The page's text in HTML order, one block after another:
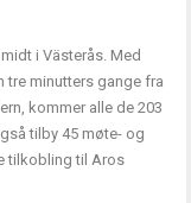
i Västerås. Med
tre minutters gange fra
kommer alle de 203
tilby 45 møte- og
tilkobling til Aros